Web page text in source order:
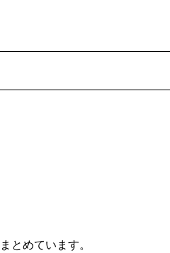
とめています。